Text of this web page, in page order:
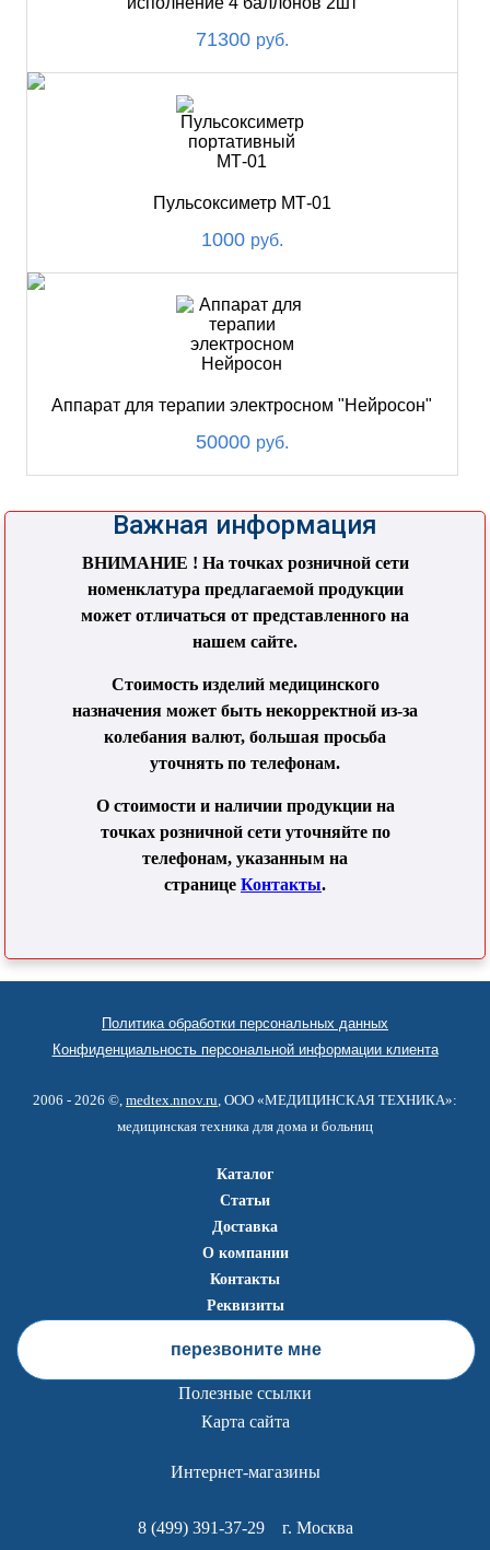
71300 руб.
Пульсоксиметр МТ-01
1000 руб.
Аппарат для терапии электросном "Нейросон"
50000 руб.
Важная информация
ВНИМАНИЕ ! На точках розничной сети
номенклатура предлагаемой продукции
может отличаться от представленного на
нашем сайте.
Стоимость изделий медицинского
назначения может быть некорректной из-за
колебания валют, большая просьба
уточнять по телефонам.
О стоимости и наличии продукции на
точках розничной сети уточняйте по
телефонам, указанным на
странице Контакты.
Политика обработки персональных данных
Конфиденциальность персональной информации клиента
2006 - 2026 ©, medtex.nnov.ru, ООО «МЕДИЦИНСКАЯ ТЕХНИКА»:
медицинская техника для дома и больниц
Каталог
Статьи
Доставка
О компании
Контакты
Реквизиты
перезвоните мне
Полезные ссылки
Карта сайта
Интернет-магазины
8 (499) 391-37-29г. Москва